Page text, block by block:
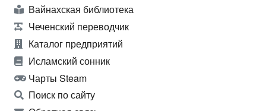
Вайнахская библиотека
Чеченский переводчик
Каталог предприятий
Исламский сонник
Чарты Steam
Поиск по сайту